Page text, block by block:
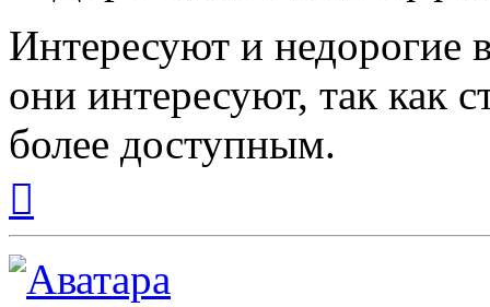
Интересуют и недорогие
они интересуют, так как
более доступным.
началу